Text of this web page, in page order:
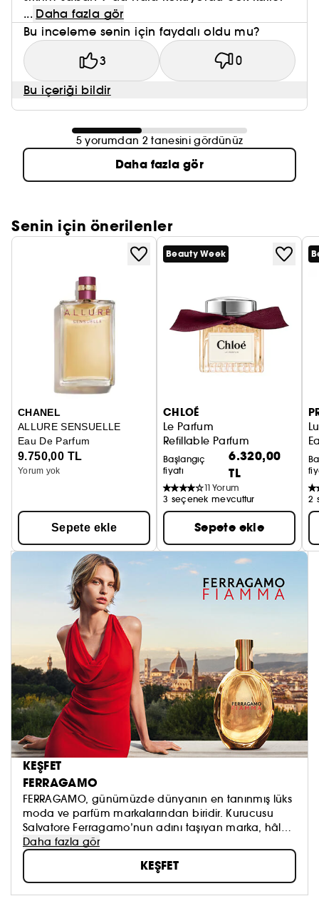
... Daha fazla gör
Bu inceleme senin için faydalı oldu mu?
3 0
Bu içeriği bildir
5 yorumdan 2 tanesini gördünüz
Daha fazla gör
Senin için önerilenler
CHANEL
ALLURE SENSUELLE
Eau De Parfum
9.750,00 TL
Yorum yok
Sepete ekle
Beauty Week
CHLOÉ
Le Parfum
Refillable Parfum
Başlangıç
fiyatı
6.320,00
TL
11 Yorum
3 seçenek mevcuttur
Sepete ekle
2
KEŞFET
FERRAGAMO
FERRAGAMO, günümüzde dünyanın en tanınmış lüks
moda ve parfüm markalarından biridir. Kurucusu
Salvatore Ferragamo’nun adını taşıyan marka, hâlâ
onun orijinal değerlerini temsil etmekte ve bu
değerlere bağlı kalmaktadır. Lüks, sofistike zarafet ve
stil, yaratıcılık ve yenilikçilik; en yüksek kalite
malzemelerle ve üstün işçiliğe olan bağlılıkla
birleşerek her Ferragamo ürününün merkezinde yer
Daha fazla gör
KEŞFET